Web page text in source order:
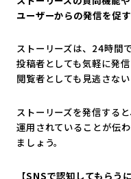
ユーザーからの発信を促す
ストーリーズは、24時間
投稿者としても気軽に発
閲覧者としても見逃さな
ストーリーズを発信する
運用されていることが伝
ましょう。
【SNSで認知してもらう